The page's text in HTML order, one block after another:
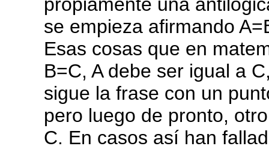
se empieza afirmando
Esas cosas que en
B=C, A debe ser igual a
sigue la frase con un
pero luego de pronto,
C. En casos así han